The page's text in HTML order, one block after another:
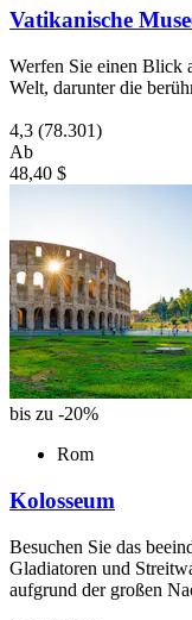
Vatikanische
Werfen Sie einen Blick
Welt, darunter die
4,3 (78.301)
Ab
48,40 $
bis zu -20%
Rom
Kolosseum
Besuchen Sie das
Gladiatoren und
aufgrund der großen